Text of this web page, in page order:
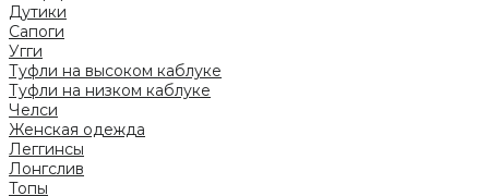
Дутики
Сапоги
Угги
Туфли на высоком каблуке
Туфли на низком каблуке
Челси
Женская одежда
Леггинсы
Лонгслив
Топы